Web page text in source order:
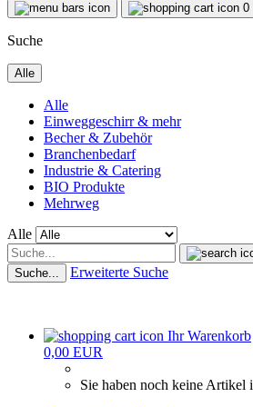
0
Suche
Alle
Alle
Einweggeschirr & mehr
Becher & Zubehör
Branchenbedarf
Industrie & Catering
BIO Produkte
Mehrweg
Alle
Suche... Erweiterte Suche
Ihr Warenkorb
0,00 EUR
Sie haben noch keine Artikel